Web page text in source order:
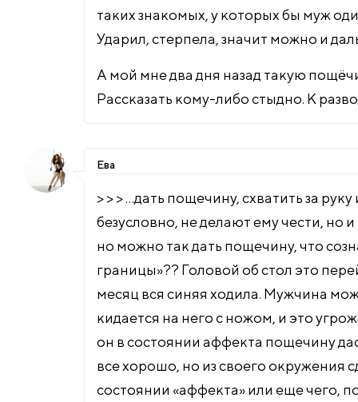
таких знакомых, у которых бы муж
Ударил, стерпела, значит можно и
А мой мне два дня назад такую
Рассказать кому-либо стыдно. К
Ева
> > > …дать пощечину, схватить за
безусловно, не делают ему чести, но
но можно так дать пощечину, что
границы»?? Головой об стол это
месяц вся синяя ходила. Мужчина
кидается на него с ножом, и это
он в состоянии аффекта пощечину
все хорошо, но из своего окружения
состоянии «аффекта» или еще чего,